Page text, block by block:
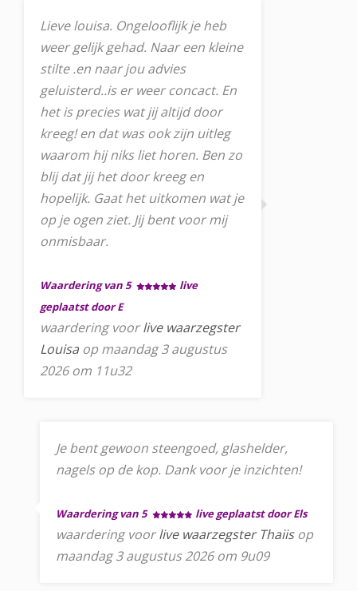
Lieve louisa. Ongelooflijk je heb
weer gelijk gehad. Naar een kleine
stilte .en naar jou advies
geluisterd..is er weer concact. En
het is precies wat jij altijd door
kreeg! en dat was ook zijn uitleg
waarom hij niks liet horen. Ben zo
blij dat jij het door kreeg en
hopelijk. Gaat het uitkomen wat je
op je ogen ziet. Jij bent voor mij
onmisbaar.
Waardering van 5
live
geplaatst door E
waardering voorlive waarzegster
Louisa op maandag 3 augustus
2026 om 11u32
Je bent gewoon steengoed, glashelder,
nagels op de kop. Dank voor je inzichten!
Waardering van 5 live geplaatst door Els
waardering voorlive waarzegster Thaiisop
maandag 3 augustus 2026 om 9u09